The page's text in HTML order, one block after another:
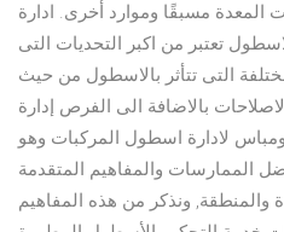
المعدة مسبقًا وموارد أخرى. ادارة
تعتبر من اكبر التحديات التى
التى تتأثر بالاسطول من حيث
بالاضافة الى الفرص إدارة
لادارة اسطول المركبات وهو
الممارسات والمفاهيم المتقدمة
والمنطقة, ونذكر من هذه المفاهيم